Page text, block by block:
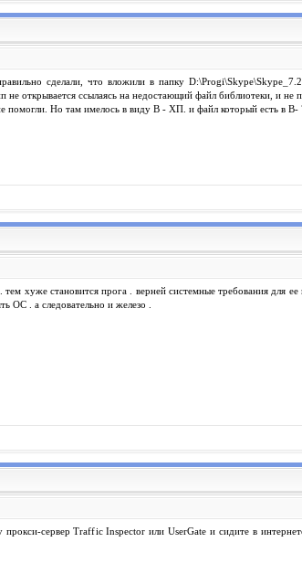
сделали, что вложили в папку
не открывается ссылаясь на недостающий файл библиотеки, и не
помогли. Но там имелось в виду В - ХП. и файл который есть в В-
хуже становится прога . верней системные требования для
ОС . а следовательно и железо .
прокси-сервер Traffic Inspector или UserGate и сидите в